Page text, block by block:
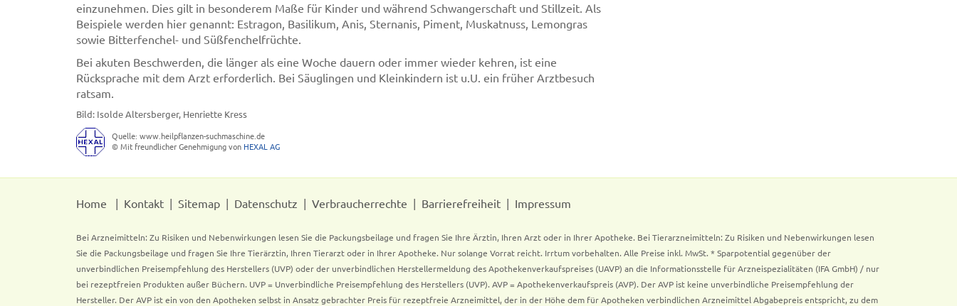
einzunehmen. Dies gilt in besonderem Maße für Kinder und während Schwangerschaft und Stillzeit. Als
Beispiele werden hier genannt: Estragon, Basilikum, Anis, Sternanis, Piment, Muskatnuss, Lemongras
sowie Bitterfenchel- und Süßfenchelfrüchte.
Bei akuten Beschwerden, die länger als eine Woche dauern oder immer wieder kehren, ist eine
Rücksprache mit dem Arzt erforderlich. Bei Säuglingen und Kleinkindern ist u.U. ein früher Arztbesuch
ratsam.
Bild: Isolde Altersberger, Henriette Kress
Quelle: www.heilpflanzen-suchmaschine.de
© Mit freundlicher Genehmigung von HEXAL AG
Home Kontakt Sitemap Datenschutz Verbraucherrechte Barrierefreiheit Impressum
Bei Arzneimitteln: Zu Risiken und Nebenwirkungen lesen Sie die Packungsbeilage und fragen Sie Ihre Ärztin, Ihren Arzt oder in Ihrer Apotheke. Bei Tierarzneimitteln: Zu Risiken und Nebenwirkungen lesen
Sie die Packungsbeilage und fragen Sie Ihre Tierärztin, Ihren Tierarzt oder in Ihrer Apotheke. Nur solange Vorrat reicht. Irrtum vorbehalten. Alle Preise inkl. MwSt. * Sparpotential gegenüber der
unverbindlichen Preisempfehlung des Herstellers (UVP) oder der unverbindlichen Herstellermeldung des Apothekenverkaufspreises (UAVP) an die Informationsstelle für Arzneispezialitäten (IFA GmbH) / nur
bei rezeptfreien Produkten außer Büchern. UVP = Unverbindliche Preisempfehlung des Herstellers (UVP). AVP = Apothekenverkaufspreis (AVP). Der AVP ist keine unverbindliche Preisempfehlung der
Hersteller. Der AVP ist ein von den Apotheken selbst in Ansatz gebrachter Preis für rezeptfreie Arzneimittel, der in der Höhe dem für Apotheken verbindlichen Arzneimittel Abgabepreis entspricht, zu dem